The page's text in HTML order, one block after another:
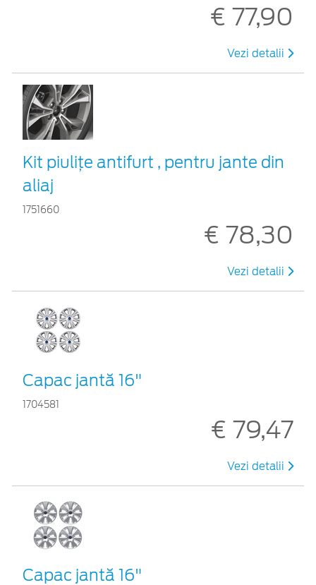
€ 77,90
Vezi detalii
Kit piuliţe antifurt , pentru jante din
aliaj
1751660
€ 78,30
Vezi detalii
Capac jantă 16"
1704581
€ 79,47
Vezi detalii
Capac jantă 16"